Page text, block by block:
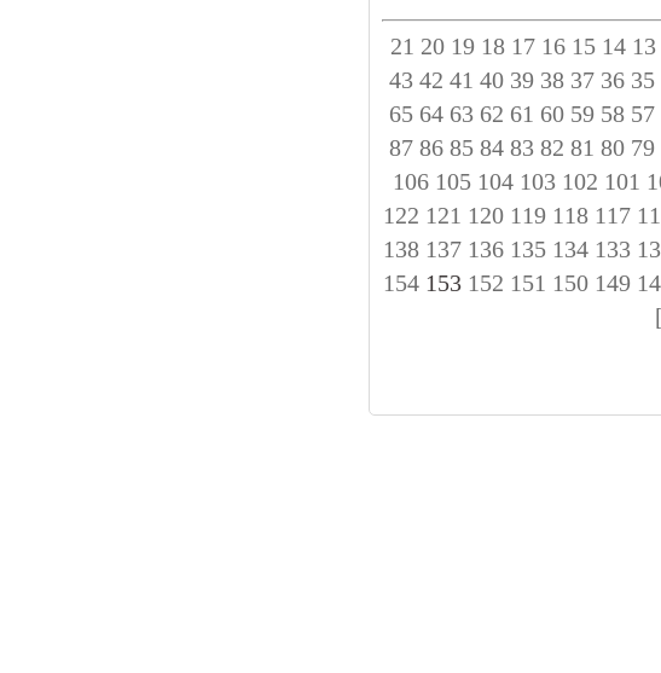
13
14
15
16
17
18
19
20
21
35
36
37
38
39
40
41
42
43
57
58
59
60
61
62
63
64
65
79
80
81
82
83
84
85
86
87
101
102
103
104
105
106
117
118
119
120
121
122
133
134
135
136
137
138
149
150
151
152
154